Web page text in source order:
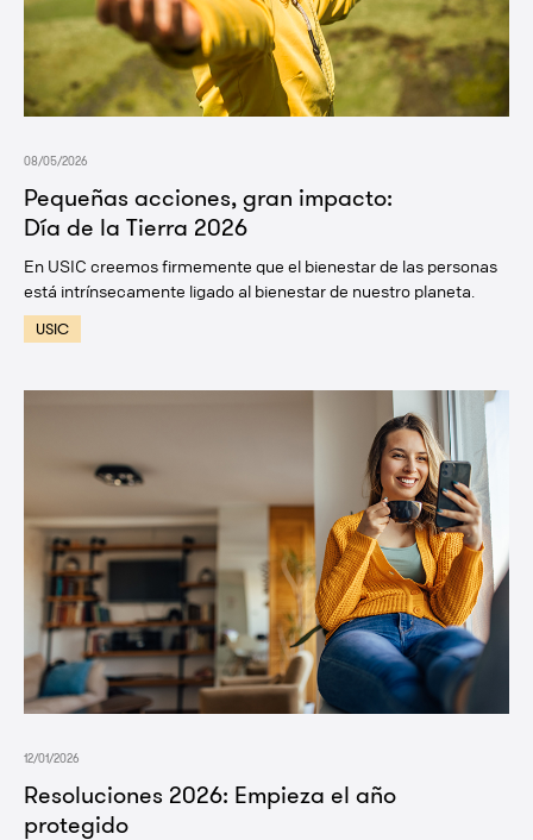
Pequeñas acciones, gran impacto:
Día de la Tierra 2026
08/05/2026
En USIC creemos firmemente que el bienestar de las personas
está intrínsecamente ligado al bienestar de nuestro planeta.
USIC
Resoluciones 2026: Empieza el año
protegido
12/01/2026